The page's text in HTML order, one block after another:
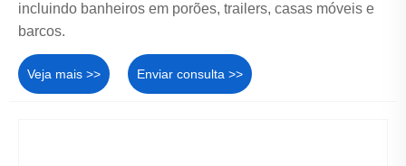
incluindo banheiros em porões, trailers, casas móveis e
barcos.
Veja mais >> Enviar consulta >>